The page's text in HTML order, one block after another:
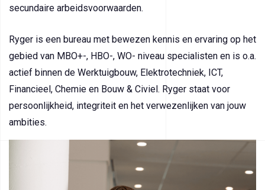
secundaire arbeidsvoorwaarden.
Ryger is een bureau met bewezen kennis en ervaring op het
gebied van MBO+-, HBO-, WO- niveau specialisten en is o.a.
actief binnen de Werktuigbouw, Elektrotechniek, ICT,
Financieel, Chemie en Bouw & Civiel. Ryger staat voor
persoonlijkheid, integriteit en het verwezenlijken van jouw
ambities.